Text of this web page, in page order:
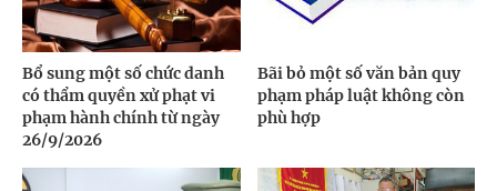
Bổ sung một số chức danh
có thẩm quyền xử phạt vi
phạm hành chính từ ngày
26/9/2026
Bãi bỏ một số văn bản quy
phạm pháp luật không còn
phù hợp